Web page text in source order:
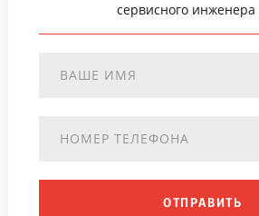
сервисного инженера
ОТПРАВИТЬ